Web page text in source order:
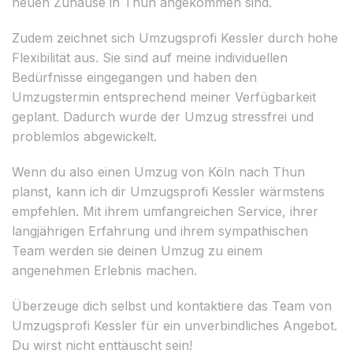
Zudem zeichnet sich Umzugsprofi Kessler durch hohe
Flexibilität aus. Sie sind auf meine individuellen
Bedürfnisse eingegangen und haben den
Umzugstermin entsprechend meiner Verfügbarkeit
geplant. Dadurch wurde der Umzug stressfrei und
problemlos abgewickelt.
Wenn du also einen Umzug von Köln nach Thun
planst, kann ich dir Umzugsprofi Kessler wärmstens
empfehlen. Mit ihrem umfangreichen Service, ihrer
langjährigen Erfahrung und ihrem sympathischen
Team werden sie deinen Umzug zu einem
angenehmen Erlebnis machen.
Überzeuge dich selbst und kontaktiere das Team von
Umzugsprofi Kessler für ein unverbindliches Angebot.
Du wirst nicht enttäuscht sein!